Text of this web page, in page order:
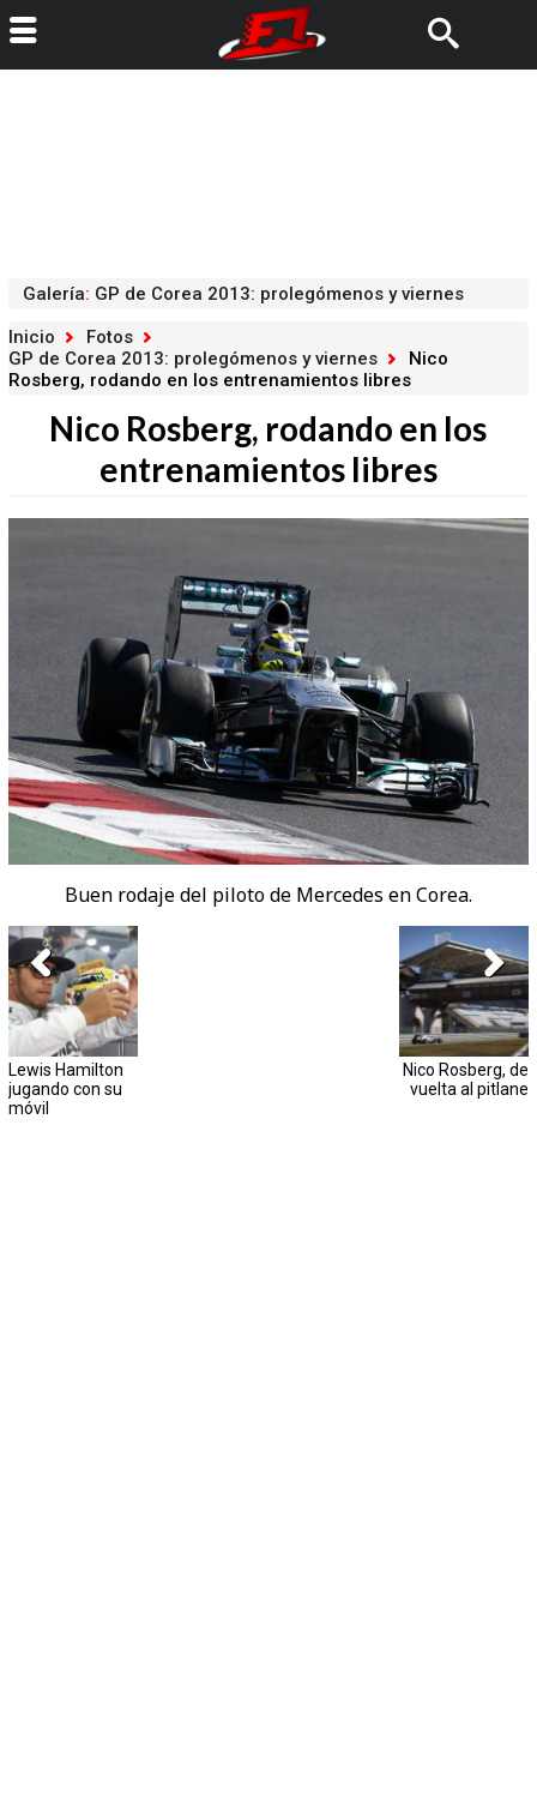
Galería: GP de Corea 2013: prolegómenos y viernes
Inicio
Fotos
GP de Corea 2013: prolegómenos y viernes
Nico
Rosberg, rodando en los entrenamientos libres
Nico Rosberg, rodando en los
entrenamientos libres
Buen rodaje del piloto de Mercedes en Corea.
Lewis Hamilton
jugando con su
móvil
Nico Rosberg, de
vuelta al pitlane